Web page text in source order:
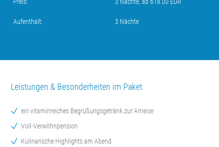
Aufenthalt: 3 Nächte
Leistungen & Besonderheiten im Paket
ein vitaminreiches Begrüßungsgetränk zur Anreise
Voll-Verwöhnpension
Kulinarische Highlights am Abend